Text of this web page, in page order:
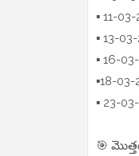
▪️ 11-
▪️ 13-
▪️ 16-
▪️18-
▪️ 23-
🎯